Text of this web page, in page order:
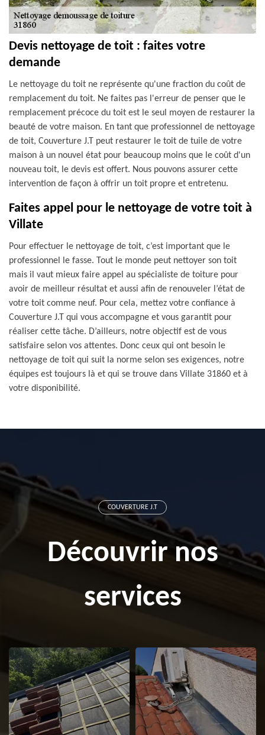
Devis nettoyage de toit : faites votre
demande
Le nettoyage du toit ne représente qu'une fraction du coût de
remplacement du toit. Ne faites pas l'erreur de penser que le
remplacement précoce du toit est le seul moyen de restaurer la
beauté de votre maison. En tant que professionnel de nettoyage
de toit, Couverture J.T peut restaurer le toit de tuile de votre
maison à un nouvel état pour beaucoup moins que le coût d'un
nouveau toit, le devis est offert. Nous pouvons assurer cette
intervention de façon à offrir un toit propre et entretenu.
Faites appel pour le nettoyage de votre toit à
Villate
Pour effectuer le nettoyage de toit, c’est important que le
professionnel le fasse. Tout le monde peut nettoyer son toit
mais il vaut mieux faire appel au spécialiste de toiture pour
avoir de meilleur résultat et aussi afin de renouveler l’état de
votre toit comme neuf. Pour cela, mettez votre confiance à
Couverture J.T qui vous accompagne et vous garantit pour
réaliser cette tâche. D’ailleurs, notre objectif est de vous
satisfaire selon vos attentes. Donc ceux qui ont besoin le
nettoyage de toit qui suit la norme selon ses exigences, notre
équipes est toujours là et qui se trouve dans Villate 31860 et à
votre disponibilité.
COUVERTURE J.T
Découvrir nos
services